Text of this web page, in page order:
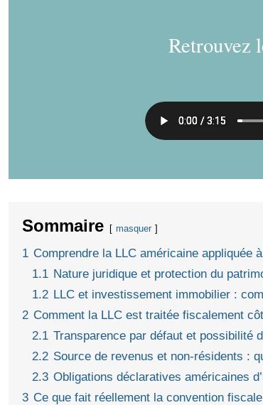
Retrouvez
Sommaire masquer
1 Comprendre la LLC américaine appliquée
1.1 Nature juridique et protection du
1.2 LLC et investissement immobilier :
2 Comment la LLC est traitée fiscalement
2.1 Transparence par défaut et possibilité
2.2 Source de revenus et non‑résidents :
2.3 Obligations déclaratives américaines
3 Ce que fait réellement la convention